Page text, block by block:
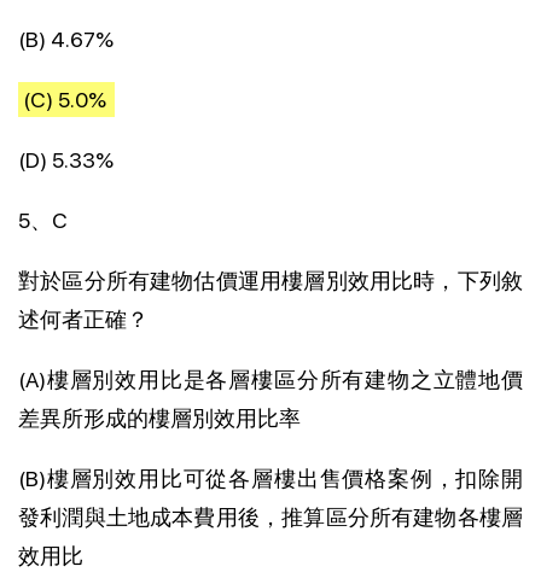
(B) 4.67%
(C) 5.0%
(D) 5.33%
5、C
對於區分所有建物估價運用樓層別效用比時，下列敘
述何者正確？
(A)樓層別效用比是各層樓區分所有建物之立體地價
差異所形成的樓層別效用比率
(B)樓層別效用比可從各層樓出售價格案例，扣除開
發利潤與土地成本費用後，推算區分所有建物各樓層
效用比